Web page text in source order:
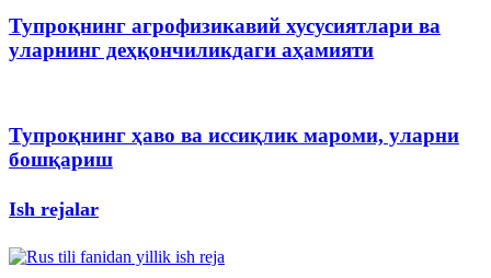
Тупроқнинг агрофизикавий хусусиятлари ва
уларнинг деҳқончиликдаги аҳамияти
Тупроқнинг ҳаво ва иссиқлик мароми, уларни
бошқариш
Ish rejalar